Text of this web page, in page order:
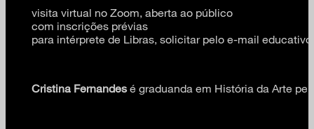
visita virtual no Zoom, aberta ao público
com inscrições prévias
para intérprete de Libras, solicitar pelo e-mail
Cristina Fernandesé graduanda em História da Arte